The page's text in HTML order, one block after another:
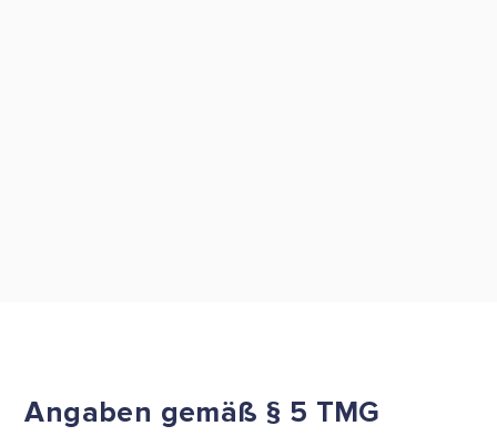
Angaben gemäß § 5 TMG